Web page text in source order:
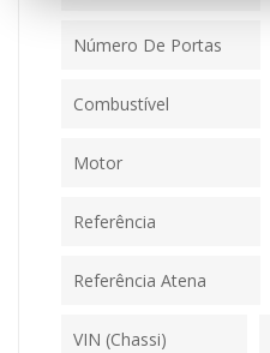
Número De Portas
Combustível
Motor
Referência
Referência Atena
VIN (Chassi)